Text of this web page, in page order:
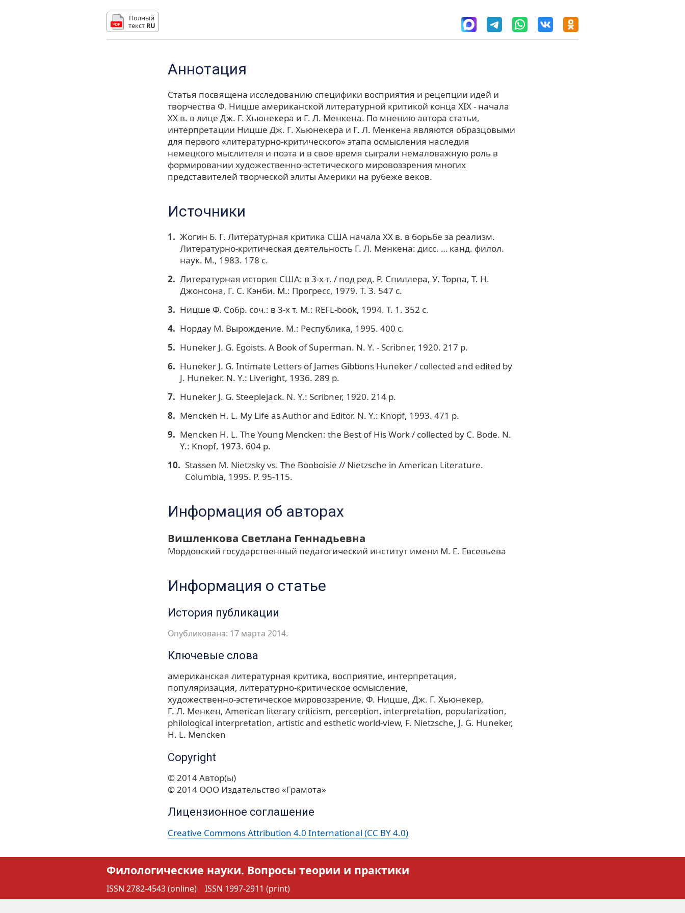
Полный
текст RU
Аннотация
Статья посвящена исследованию специфики восприятия и рецепции идей и
творчества Ф. Ницше американской литературной критикой конца XIX - начала
XX в. в лице Дж. Г. Хьюнекера и Г. Л. Менкена. По мнению автора статьи,
интерпретации Ницше Дж. Г. Хьюнекера и Г. Л. Менкена являются образцовыми
для первого «литературно-критического» этапа осмысления наследия
немецкого мыслителя и поэта и в свое время сыграли немаловажную роль в
формировании художественно-эстетического мировоззрения многих
представителей творческой элиты Америки на рубеже веков.
Источники
Жогин Б. Г. Литературная критика США начала XX в. в борьбе за реализм.
Литературно-критическая деятельность Г. Л. Менкена: дисс. … канд. филол.
наук. М., 1983. 178 с.
Литературная история США: в 3-х т. / под ред. Р. Спиллера, У. Торпа, Т. Н.
Джонсона, Г. С. Кэнби. М.: Прогресс, 1979. Т. 3. 547 с.
Ницше Ф. Собр. соч.: в 3-х т. М.: REFL-book, 1994. Т. 1. 352 с.
Нордау М. Вырождение. М.: Республика, 1995. 400 с.
Huneker J. G. Egoists. A Book of Superman. N. Y. - Scribner, 1920. 217 p.
Huneker J. G. Intimate Letters of James Gibbons Huneker / collected and edited by
J. Huneker. N. Y.: Liveright, 1936. 289 p.
Huneker J. G. Steeplejack. N. Y.: Scribner, 1920. 214 p.
Mencken H. L. My Life as Author and Editor. N. Y.: Knopf, 1993. 471 p.
Mencken H. L. The Young Mencken: the Best of His Work / collected by C. Bode. N.
Y.: Knopf, 1973. 604 p.
Stassen M. Nietzsky vs. The Booboisie // Nietzsche in American Literature.
Columbia, 1995. P. 95-115.
Информация об авторах
Вишленкова Светлана Геннадьевна
Мордовский государственный педагогический институт имени М. Е. Евсевьева
Информация о статье
История публикации
Опубликована: 17 марта 2014.
Ключевые слова
американская литературная критика восприятие интерпретация
популяризация литературно-критическое осмысление
художественно-эстетическое мировоззрение Ф. Ницше Дж. Г. Хьюнекер
Г. Л. Менкен American literary criticism perception interpretation popularization
philological interpretation artistic and esthetic world-view F. Nietzsche J. G. Huneker
H. L. Mencken
Copyright
© 2014 Автор(ы)
© 2014 ООО Издательство «Грамота»
Лицензионное соглашение
Creative Commons Attribution 4.0 International (CC BY 4.0)
Филологические науки. Вопросы теории и практики
ISSN 2782-4543 (online) ISSN 1997-2911 (print)